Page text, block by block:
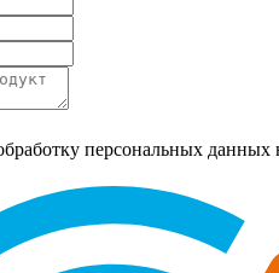
персональных